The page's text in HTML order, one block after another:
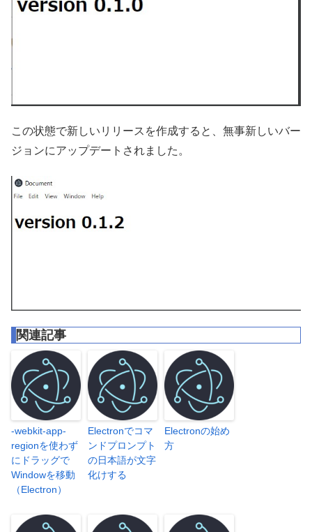
この状態で新しいリリースを作成すると、無事新しいバー
ジョンにアップデートされました。
関連記事
-webkit-app-
regionを使わず
にドラッグで
Windowを移動
（Electron）
Electronでコマ
ンドプロンプト
の日本語が文字
化けする
Electronの始め
方